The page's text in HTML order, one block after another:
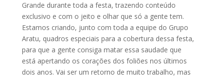
Grande durante toda a festa, trazendo conteúdo
exclusivo e com o jeito e olhar que só a gente tem.
Estamos criando, junto com toda a equipe do Grupo
Aratu, quadros especiais para a cobertura dessa festa,
para que a gente consiga matar essa saudade que
está apertando os corações dos foliões nos últimos
dois anos. Vai ser um retorno de muito trabalho, mas